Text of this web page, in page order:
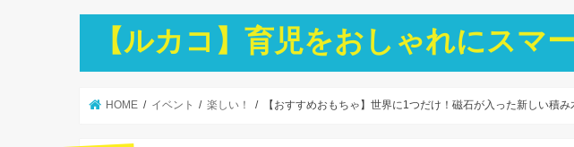
【ルカコ】育児をおしゃれにスマ
HOME イベント 楽しい！ 【おすすめおもちゃ】世界に1つだけ！磁石が入った新しい積み